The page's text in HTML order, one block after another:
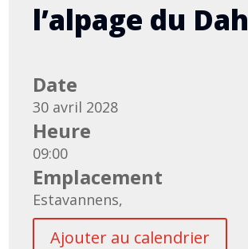
l’alpage du Dah
Date
30 avril 2028
Heure
09:00
Emplacement
Estavannens,
Ajouter au calendrier